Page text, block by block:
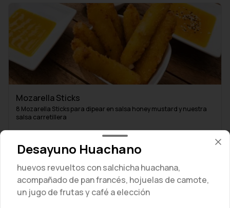
Mozarella Sticks
8 Mozarella Sticks para dipear en salsa honey mustard y nuestra
salsa carretillera
Desayuno Huachano
huevos revueltos con salchicha huachana,
acompañado de pan francés, hojuelas de camote,
un jugo de frutas y café a elección